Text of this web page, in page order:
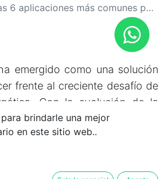
más comunes para utilizar la energía solar en nuestras vidas
emergido como una solución
frente al creciente desafío de
Con la evolución de la
se ha ampliado la gama de
nuestras necesidades
significativamente al
brindarle una mejor
en este sitio web..